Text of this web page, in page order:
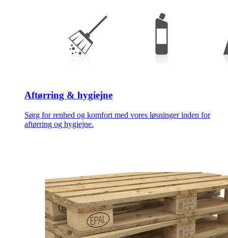
Aftørring & hygiejne
Sørg for renhed og komfort med vores løsninger inden for
aftørring og hygiejne.